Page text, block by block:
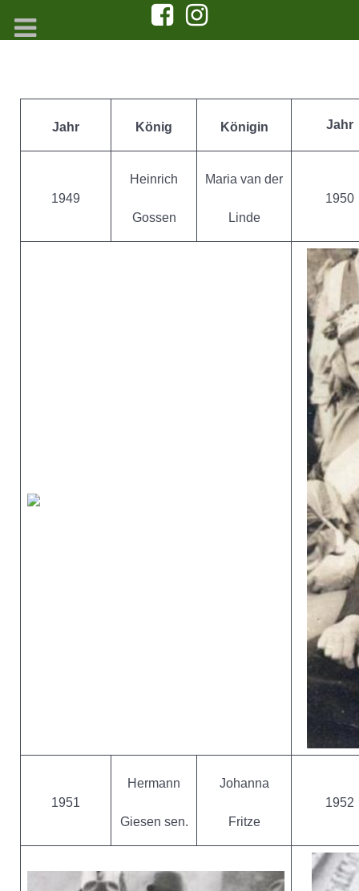
Jahr König Königin Jahr
1949
Heinrich
Gossen
Maria van der
Linde
1950
1951
Hermann
Giesen sen.
Johanna
Fritze
1952